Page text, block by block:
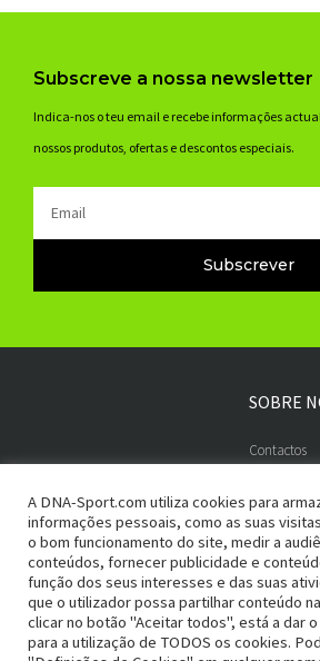
Subscreve a nossa newsletter
Indica-nos o teu email e recebe informações
nossos produtos, ofertas e descontos especiais.
Subscrever
SOBRE
Contactos
ADESÃO SEGURA
Termos e Condições
Política de Privacidade
Entregas e
Métodos
A DNA-Sport.com utiliza cookies para
informações pessoais, como as suas
o bom funcionamento do site, medir a
conteúdos, fornecer publicidade e
função dos seus interesses e das suas
que o utilizador possa partilhar conteúdo
clicar no botão "Aceitar todos", está a dar
para a utilização de TODOS os cookies.